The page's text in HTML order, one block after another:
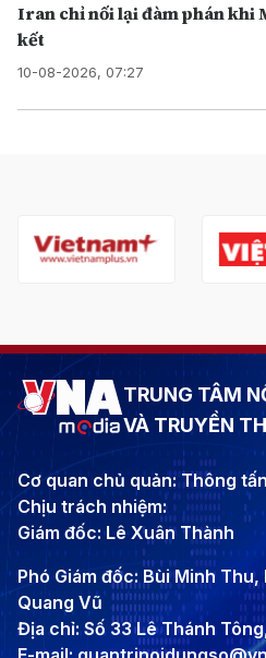
Iran chỉ nối lại đàm phán khi
kết
10-08-2026, 07:27
TRUNG TÂM
VÀ TRUYỀN
Cơ quan chủ quản: Thông
Chịu trách nhiệm:
Giám đốc: Lê Xuân Thành
Phó Giám đốc: Bùi Minh
Quang Vũ
Địa chỉ: Số 33 Lê Thánh